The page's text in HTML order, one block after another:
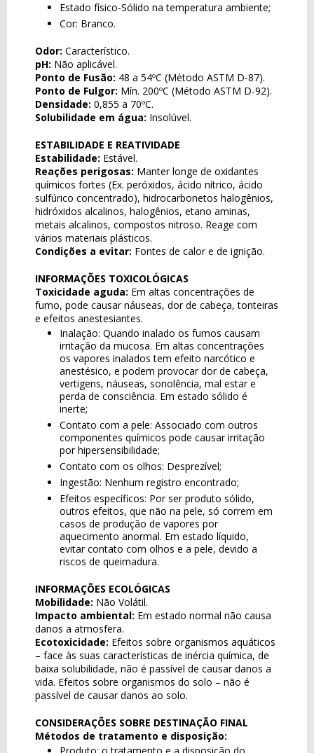
Estado físico-Sólido na temperatura ambiente;
Cor: Branco.
Odor: Característico.
pH: Não aplicável.
Ponto de Fusão: 48 a 54ºC (Método ASTM D-87).
Ponto de Fulgor: Mín. 200ºC (Método ASTM D-92).
Densidade: 0,855 a 70ºC.
Solubilidade em água: Insolúvel.
ESTABILIDADE E REATIVIDADE
Estabilidade: Estável.
Reações perigosas: Manter longe de oxidantes
químicos fortes (Ex. peróxidos, ácido nítrico, ácido
sulfúrico concentrado), hidrocarbonetos halogênios,
hidróxidos alcalinos, halogênios, etano aminas,
metais alcalinos, compostos nitroso. Reage com
vários materiais plásticos.
Condições a evitar: Fontes de calor e de ignição.
INFORMAÇÕES TOXICOLÓGICAS
Toxicidade aguda: Em altas concentrações de
fumo, pode causar náuseas, dor de cabeça, tonteiras
e efeitos anestesiantes.
Inalação: Quando inalado os fumos causam
irritação da mucosa. Em altas concentrações
os vapores inalados tem efeito narcótico e
anestésico, e podem provocar dor de cabeça,
vertigens, náuseas, sonolência, mal estar e
perda de consciência. Em estado sólido é
inerte;
Contato com a pele: Associado com outros
componentes químicos pode causar irritação
por hipersensibilidade;
Contato com os olhos: Desprezível;
Ingestão: Nenhum registro encontrado;
Efeitos específicos: Por ser produto sólido,
outros efeitos, que não na pele, só correm em
casos de produção de vapores por
aquecimento anormal. Em estado líquido,
evitar contato com olhos e a pele, devido a
riscos de queimadura.
INFORMAÇÕES ECOLÓGICAS
Mobilidade: Não Volátil.
Impacto ambiental: Em estado normal não causa
danos a atmosfera.
Ecotoxicidade: Efeitos sobre organismos aquáticos
– face às suas características de inércia química, de
baixa solubilidade, não é passível de causar danos a
vida. Efeitos sobre organismos do solo – não é
passível de causar danos ao solo.
CONSIDERAÇÕES SOBRE DESTINAÇÃO FINAL
Métodos de tratamento e disposição: